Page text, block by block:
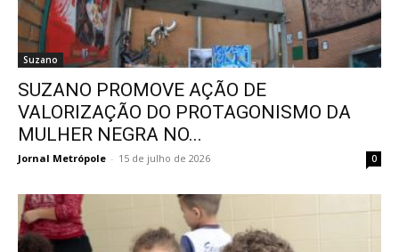
Suzano
SUZANO PROMOVE AÇÃO DE
VALORIZAÇÃO DO PROTAGONISMO DA
MULHER NEGRA NO...
Jornal Metrópole - 15 de julho de 2026 0